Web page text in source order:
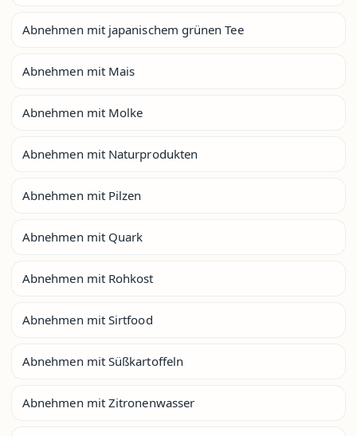
Abnehmen mit japanischem grünen Tee
Abnehmen mit Mais
Abnehmen mit Molke
Abnehmen mit Naturprodukten
Abnehmen mit Pilzen
Abnehmen mit Quark
Abnehmen mit Rohkost
Abnehmen mit Sirtfood
Abnehmen mit Süßkartoffeln
Abnehmen mit Zitronenwasser